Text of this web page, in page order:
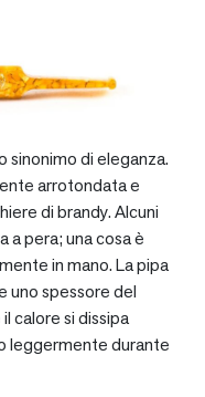
sinonimo di eleganza.
arrotondata e
di brandy. Alcuni
a pera; una cosa è
in mano. La pipa
uno spessore del
calore si dissipa
leggermente durante